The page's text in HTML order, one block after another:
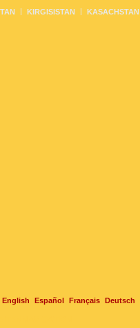
English Español Français Deutsch
KIRGISISTAN KASACHSTAN